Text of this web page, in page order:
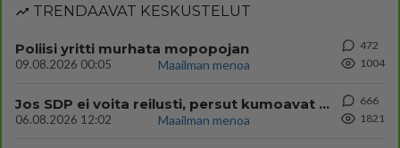
TRENDAAVAT KESKUSTELUT
Poliisi yritti murhata mopopojan
09.08.2026 00:05 Maailman menoa
472
1004
Jos SDP ei voita reilusti, persut kumoavat demokratian Suomesta
06.08.2026 12:02 Maailman menoa
666
1821